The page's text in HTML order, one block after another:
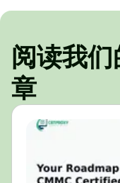
阅读我
章